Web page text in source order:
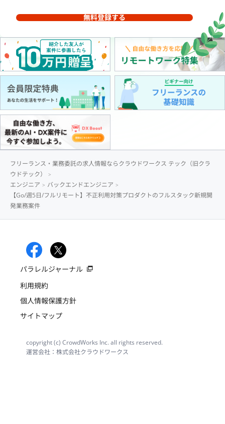
無料登録する
フリーランス・業務委託の求人情報ならクラウドワークス テック（旧クラ
ウドテック）
エンジニア
バックエンドエンジニア
【Go/週5日/フルリモート】不正利用対策プロダクトのフルスタック新規開
発業務案件
パラレルジャーナル
利用規約
個人情報保護方針
サイトマップ
copyright (c) CrowdWorks Inc. all rights reserved.
運営会社：株式会社クラウドワークス